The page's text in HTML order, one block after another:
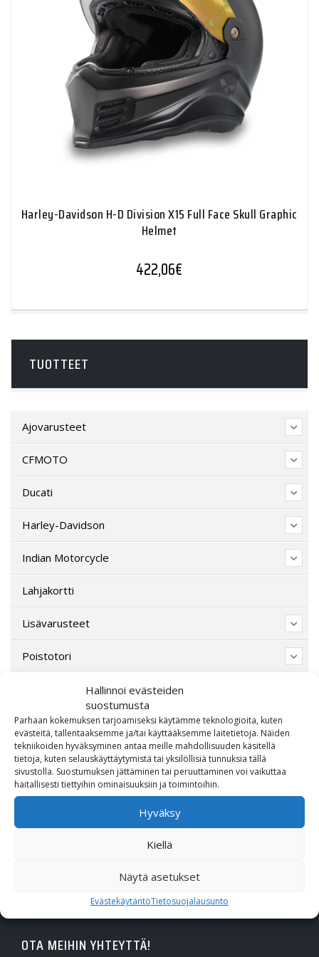
Hallinnoi evästeiden
suostumusta
Parhaan kokemuksen tarjoamiseksi käytämme teknologioita, kuten
evästeitä, tallentaaksemme ja/tai käyttääksemme laitetietoja. Näiden
tekniikoiden hyväksyminen antaa meille mahdollisuuden käsitellä
tietoja, kuten selauskäyttäytymistä tai yksilöllisiä tunnuksia tällä
sivustolla. Suostumuksen jättäminen tai peruuttaminen voi vaikuttaa
haitallisesti tiettyihin ominaisuuksiin ja toimintoihin.
Hyväksy
Kiellä
Näytä asetukset
EvästekäytäntöTietosuojalausunto
Harley-Davidson H-D Division X15 Full Face Skull Graphic
Helmet
422,06€
TUOTTEET
Ajovarusteet
CFMOTO
Ducati
Harley-Davidson
Indian Motorcycle
Lahjakortti
Lisävarusteet
Poistotori
Suzuki
SW-Motech
Varaosat/Sekalaiset
OTA MEIHIN YHTEYTTÄ!